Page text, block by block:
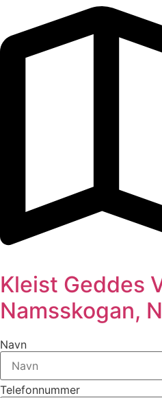
Kleist Geddes
Namsskogan,
Navn
Telefonnummer